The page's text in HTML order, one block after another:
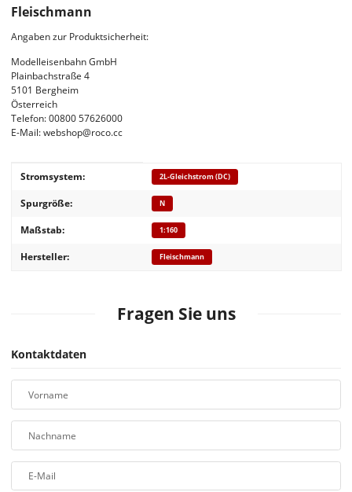
Fleischmann
Angaben zur Produktsicherheit:
Modelleisenbahn GmbH
Plainbachstraße 4
5101 Bergheim
Österreich
Telefon: 00800 57626000
E-Mail: webshop@roco.cc
Produkteigenschaft
Wert
Stromsystem: 2L-Gleichstrom (DC)
Spurgröße: N
Maßstab: 1:160
Hersteller: Fleischmann
Fragen Sie uns
Kontaktdaten
Vorname
Nachname
E-Mail